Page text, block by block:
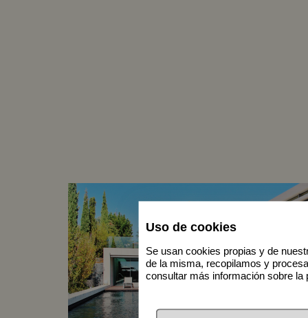
Uso de cookies
Se usan cookies propias y de
de la misma, recopilamos y
consultar más información sobre